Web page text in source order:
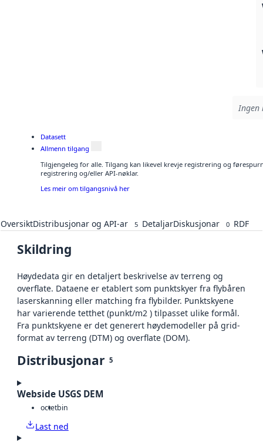
Ingen
Datasett
Allmenn tilgang
Tilgjengeleg for alle. Tilgang kan likevel krevje registrering og
registrering og/eller API-nøklar.
Les meir om tilgangsnivå her
OversiktDistribusjonar og API-ar 5 DetaljarDiskusjonar 0 RDF
Skildring
Høydedata gir en detaljert beskrivelse av terreng og
overflate. Dataene er etablert som punktskyer fra flybåren
laserskanning eller matching fra flybilder. Punktskyene
har varierende tetthet (punkt/m2 ) tilpasset ulike formål.
Fra punktskyene er det generert høydemodeller på grid-
format av terreng (DTM) og overflate (DOM).
Distribusjonar 5
Webside USGS DEM
octetbin
Last ned